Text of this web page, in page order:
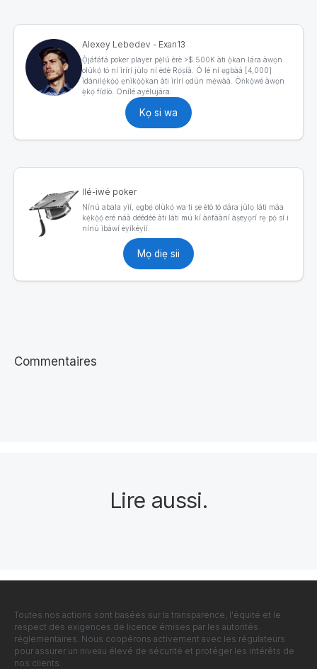
Alexey Lebedev - Exan13
Ọ̀jáfáfá poker player pẹ̀lú èrè >$ 500K àti ọ̀kan lára àwọn
olùkọ́ tó ní ìrírí jùlọ ní èdè Rọ́ṣíà. Ó lé ní ẹgbàá [4,000]
ìdánilẹ́kọ̀ọ́ ẹnìkọ̀ọ̀kan àti ìrírí ọdún mẹ́wàá. Òǹkọ̀wé àwọn
ẹ̀kọ́ fídíò. Onílé ayélujára.
Kọ si wa
Ilé-ìwé poker
Nínú abala yìí, ẹgbẹ́ olùkọ́ wa ti ṣe ètò tó dára jùlọ láti máa
kẹ́kọ̀ọ́ eré náà déédéé àti láti mú kí àǹfààní àṣeyọrí rẹ pọ̀ sí i
nínú ìbáwí èyíkéyìí.
Mọ diẹ sii
Commentaires
Lire aussi.
Toutes nos actions sont basées sur la transparence, l'équité et le
respect des exigences de licence émises par les autorités
réglementaires. Nous coopérons activement avec les régulateurs
pour assurer un niveau élevé de sécurité et protéger les intérêts de
nos clients.